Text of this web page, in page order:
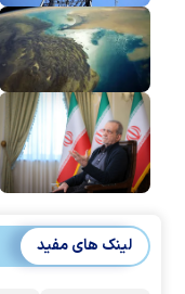
لینک های مفید